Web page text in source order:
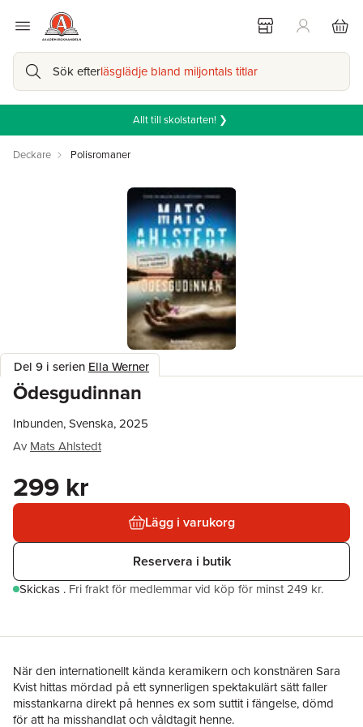
Sök efterläsglädje bland miljontals titlar
Allt till skolstarten! ❯
Deckare Polisromaner
Del 9 i serien Ella Werner
Ödesgudinnan
Inbunden, Svenska, 2025
Av Mats Ahlstedt
299 kr
Lägg i varukorg
Reservera i butik
Skickas . Fri frakt för medlemmar vid köp för minst 249 kr.
När den internationellt kända keramikern och konstnären Sara
Kvist hittas mördad på ett synnerligen spektakulärt sätt faller
misstankarna direkt på hennes ex som suttit i fängelse, dömd
för att ha misshandlat och våldtagit henne.